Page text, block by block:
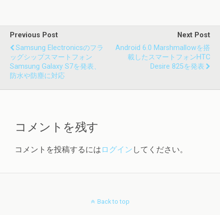
Previous Post
Samsung Electronicsのフラ
ッグシップスマートフォン
Samsung Galaxy S7を発表、
防水や防塵に対応
Next Post
Android 6.0 Marshmallowを搭
載したスマートフォンHTC
Desire 825を発表
コメントを残す
コメントを投稿するには ログイン してください。
Back to top